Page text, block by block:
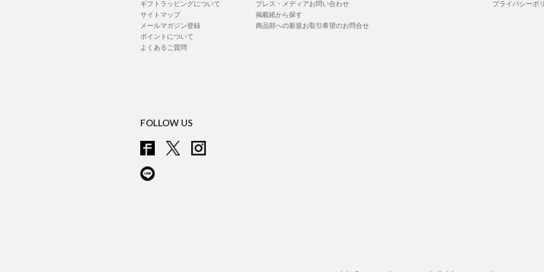
ギフトラッピングについて
サイトマップ
メールマガジン登録
ポイントについて
よくあるご質問
プレス・メディアお問い合わせ
掲載紙から探す
商品部への新規お取引希望のお問合せ
プライバシーポ
FOLLOW US